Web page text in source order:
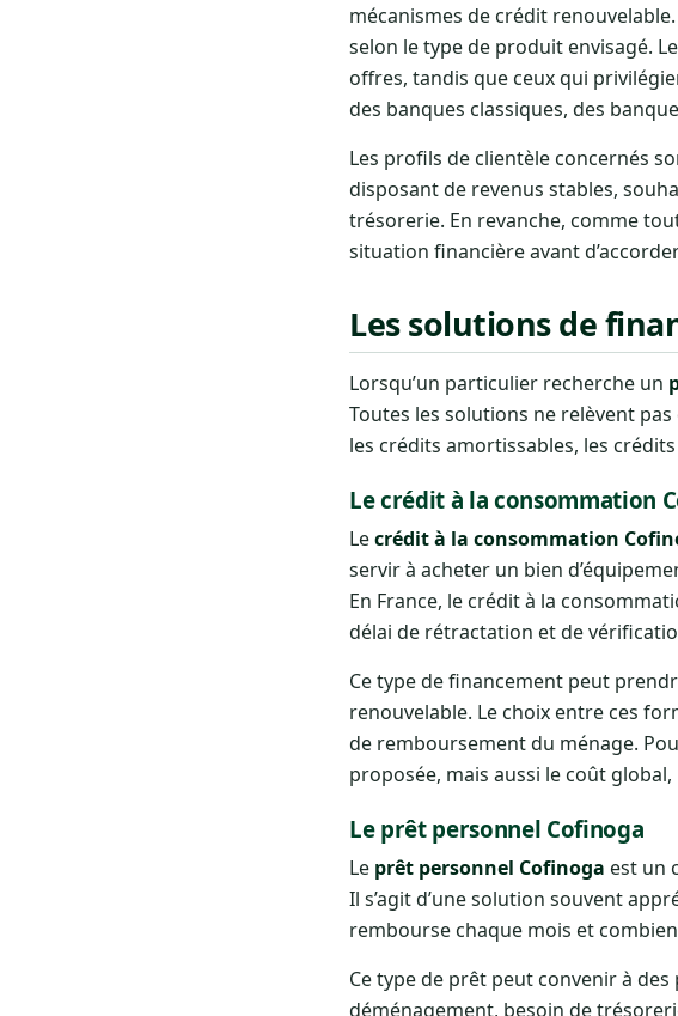
mécanismes de crédit
selon le type de produit envisagé.
offres, tandis que ceux qui
des banques classiques, des
Les profils de clientèle concernés
disposant de revenus stables,
trésorerie. En revanche, comme
situation financière avant
Les solutions de
Lorsqu’un particulier recherche un
Toutes les solutions ne relèvent
les crédits amortissables, les
Le crédit à la consommation
Lecrédit à la consommation
servir à acheter un bien
En France, le crédit à la
délai de rétractation et de
Ce type de financement peut
renouvelable. Le choix entre ces
de remboursement du ménage.
proposée, mais aussi le coût
Le prêt personnel Cofinoga
Le prêt personnel Cofinoga est un
Il s’agit d’une solution souvent
rembourse chaque mois et
Ce type de prêt peut convenir à
déménagement, besoin de